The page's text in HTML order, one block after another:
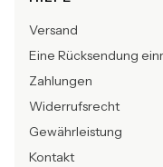
Versand
Eine Rücksendung
Zahlungen
Widerrufsrecht
Gewährleistung
Kontakt